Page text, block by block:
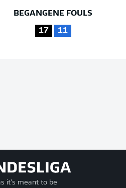
BEGANGENE FOULS
17 11
it's meant to be